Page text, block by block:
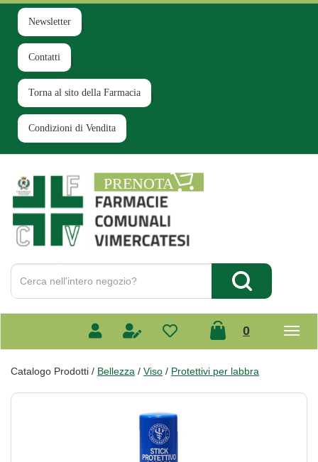
Passa
contenuto
principale
Newsletter
Contatti
Torna al sito della Farmacia
Condizioni di Vendita
Farmacia
Comunale
Cerca
Prodotto
Cerca Prodotto
0prodotti
Catalogo Prodotti / Bellezza / Viso / Protettivi per labbra